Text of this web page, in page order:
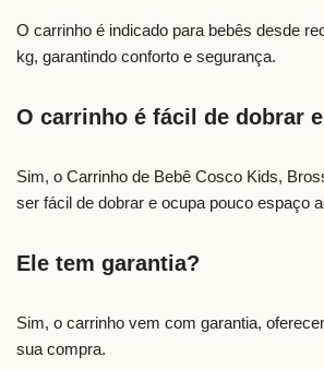
O carrinho é indicado para bebês desde
kg, garantindo conforto e segurança.
O carrinho é fácil de dobrar
Sim, o Carrinho de Bebê Cosco Kids,
ser fácil de dobrar e ocupa pouco espaço
Ele tem garantia?
Sim, o carrinho vem com garantia,
sua compra.